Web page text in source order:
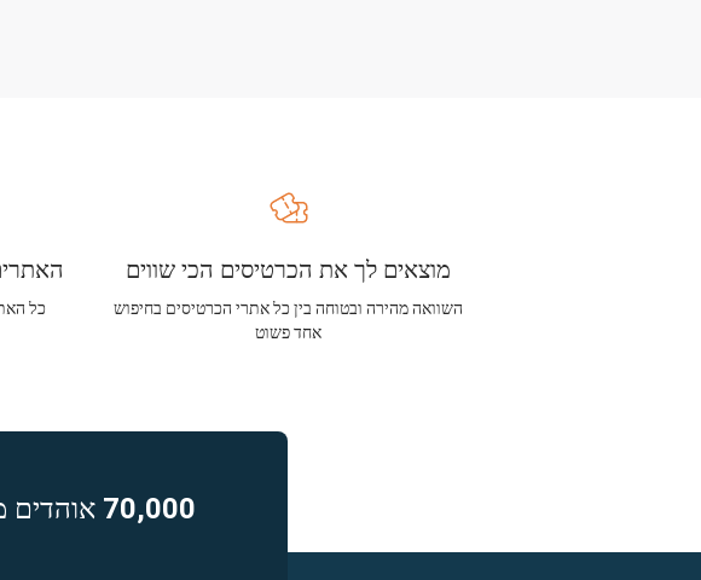
כל
מוצאים לך את הכרטיסים הכי שווים
השוואה מהירה ובטוחה בין כל אתרי הכרטיסים בחיפוש
אחד פשוט
70,000 אוהדים